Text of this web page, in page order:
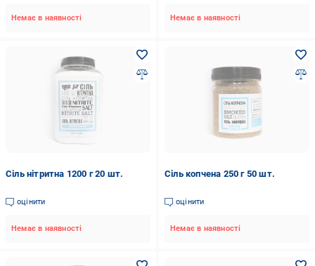
Немає в наявності Немає в наявності
Сіль нітритна 1200 г 20 шт.
оцінити
Немає в наявності
Сіль копчена 250 г 50 шт.
оцінити
Немає в наявності